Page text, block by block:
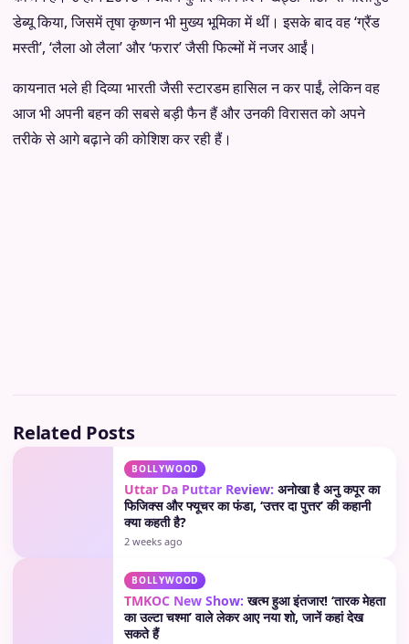
डेब्यू किया, जिसमें तृषा कृष्णन भी मुख्य भूमिका में थीं। इसके बाद वह ‘ग्रैंड
मस्ती’, ‘लैला ओ लैला’ और ‘फरार’ जैसी फिल्मों में नजर आईं।
कायनात भले ही दिव्या भारती जैसी स्टारडम हासिल न कर पाईं, लेकिन वह
आज भी अपनी बहन की सबसे बड़ी फैन हैं और उनकी विरासत को अपने
तरीके से आगे बढ़ाने की कोशिश कर रही हैं।
Related Posts
BOLLYWOOD
Uttar Da Puttar Review: अनोखा है अनु कपूर का
फिजिक्स और फ्यूचर का फंडा, ‘उत्तर दा पुत्तर’ की कहानी
क्या कहती है?
2 weeks ago
BOLLYWOOD
TMKOC New Show: खत्म हुआ इंतजार! ‘तारक मेहता
का उल्टा चश्मा’ वाले लेकर आए नया शो, जानें कहां देख
सकते हैं